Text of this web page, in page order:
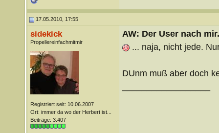
17.05.2010, 17:55
sidekick
Propellereinfachmitmir
Registriert seit: 10.06.2007
Ort: immer da wo der Herbert ist...
Beiträge: 3.407
AW: Der User nach
... naja, nicht jede.
DUnm muß aber doch